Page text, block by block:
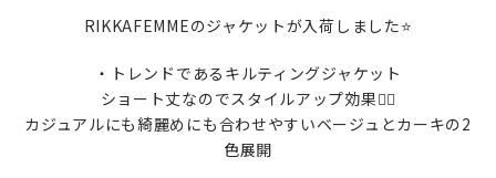
RIKKAFEMMEのジャケットが入荷しました⭐️
・トレンドであるキルティングジャケット
ショート丈なのでスタイルアップ効果🙆‍♀️
カジュアルにも綺麗めにも合わせやすいベージュとカーキの2
色展開